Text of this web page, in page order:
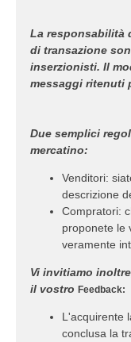
La responsabilità
di transazione
inserzionisti. Il
messaggi ritenuti
Due semplici
mercatino:
Venditori:
descrizione
Compratori:
proponete le
veramente
Vi invitiamo
il vostro Feedback:
L'acquirente
conclusa la